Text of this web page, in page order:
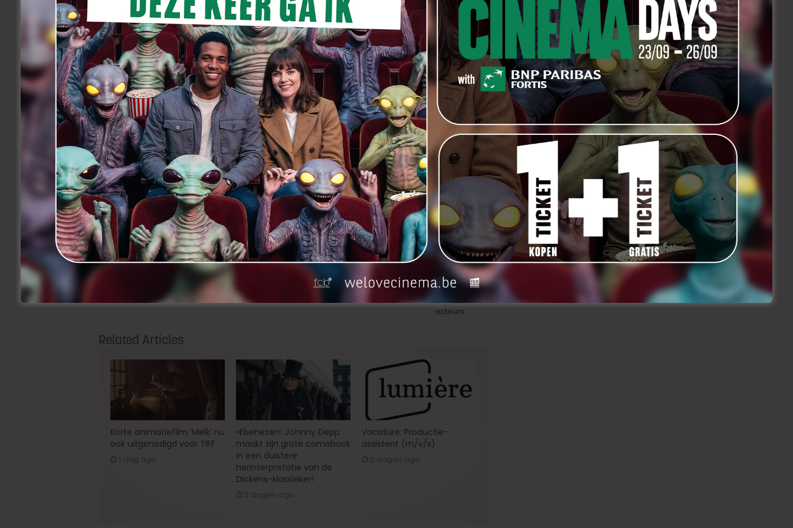
horen in ieder geval dat het
filmfestival voluit mikt op die
Vlaamse film. Als jeons
recente overzichtvan te
verwachten nieuwe Vlaamse
titels bekijkt, zal er in ieder
geval materiaal genoeg
voorhanden zijn. Al is ook
Film Fest Gent sterk geïnteresseerd in films van bij ons, zo bleek vorig jaar nog, toen in Gent
maar liefst 11 Vlaamse films hun première beleefden.
Maaike wordt verder lid van de jury van de LOOK-competitie, een internationale selectie van
films die in cinematografische sterkte uitblinken. En ze mag ook enkele talentvolle jongeren
naar voor schuiven als haar ‘jonge helden’.
Vorig jaar bezochten 32.000. toeschouwers het festival en mocht Oostende naast tal van
namen van bij ons ook internationaal toptalent verwelkomen zoalsYolande Moreau , Kim Van
Kooten
Moran Atias,Steven Knight ,Adrien BrodyenPierce Brosnan.
Share Facebook Twitter LinkedIn
Dit zijn de Vlaamse films die we
dit jaar kunnen verwachten
Next
Franstalige regisseur zoekt
dringend Nederlandstalige
acteurs
Related Articles
Korte animatiefilm ‘Melk’ nu
ook uitgenodigd voor TIFF
1 dag ago
«Ebenezer»: Johnny Depp
maakt zijn grote comeback
in een duistere
herinterpretatie van de
Dickens-klassieker!
2 dagen ago
Vacature: Productie-
assistent (m/v/x)
2 dagen ago